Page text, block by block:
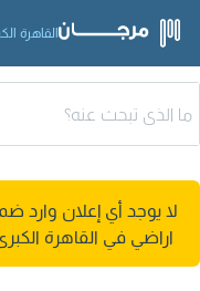
القاهرة
لا يوجد أي إعلان وارد
اراضي في القاهرة